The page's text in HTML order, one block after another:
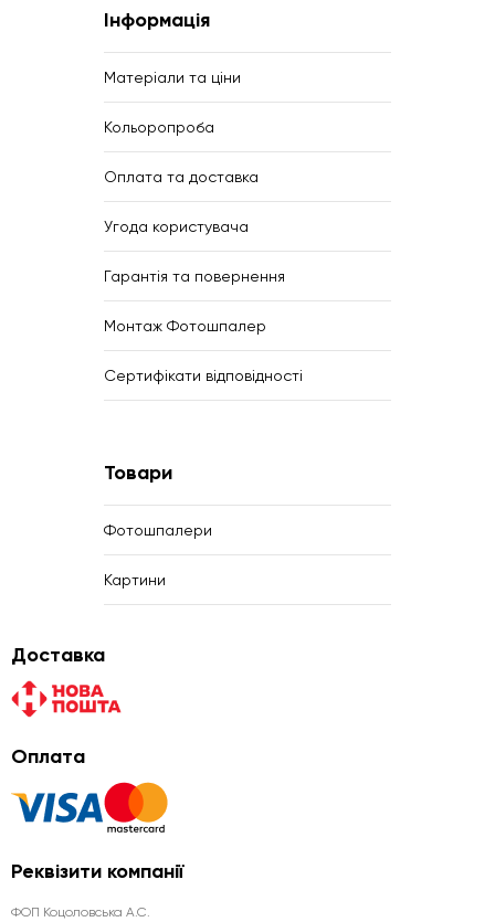
Інформація
Матеріали та ціни
Кольоропроба
Оплата та доставка
Угода користувача
Гарантія та повернення
Монтаж Фотошпалер
Сертифікати відповідності
Товари
Фотошпалери
Картини
Доставка
Оплата
Реквізити компанії
ФОП Коцоловська А.С.